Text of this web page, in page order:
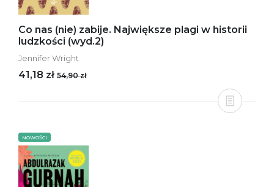
Co nas (nie) zabije. Największe plagi w historii
ludzkości (wyd.2)
Jennifer Wright
41,18 zł 54,90 zł
NOWOŚCI